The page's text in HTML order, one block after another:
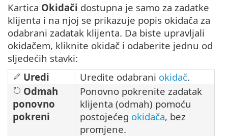
Kartica Okidači dostupna je samo za zadatke
klijenta i na njoj se prikazuje popis okidača za
odabrani zadatak klijenta. Da biste upravljali
okidačem, kliknite okidač i odaberite jednu od
sljedećih stavki:
Uredi
Uredite odabrani okidač.
Odmah
ponovno
pokreni
Ponovno pokrenite zadatak
klijenta (odmah) pomoću
postojećeg okidača, bez
promjene.